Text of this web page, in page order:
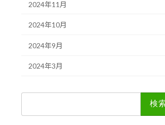
2024年11月
2024年10月
2024年9月
2024年3月